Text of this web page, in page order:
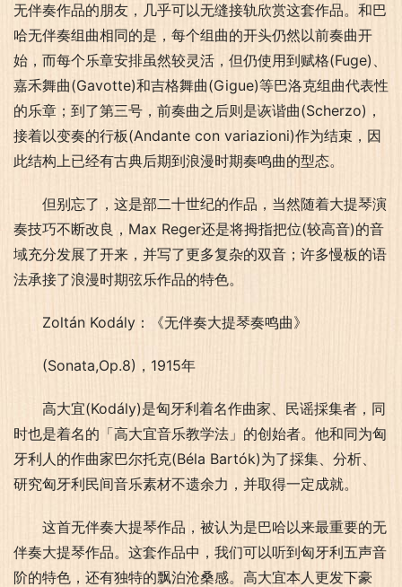
无伴奏作品的朋友，几乎可以无缝接轨欣赏这套作品。和巴
哈无伴奏组曲相同的是，每个组曲的开头仍然以前奏曲开
始，而每个乐章安排虽然较灵活，但仍使用到赋格(Fuge)、
嘉禾舞曲(Gavotte)和吉格舞曲(Gigue)等巴洛克组曲代表性
的乐章；到了第三号，前奏曲之后则是诙谐曲(Scherzo)，
接着以变奏的行板(Andante con variazioni)作为结束，因
此结构上已经有古典后期到浪漫时期奏鸣曲的型态。
但别忘了，这是部二十世纪的作品，当然随着大提琴演
奏技巧不断改良，Max Reger还是将拇指把位(较高音)的音
域充分发展了开来，并写了更多复杂的双音；许多慢板的语
法承接了浪漫时期弦乐作品的特色。
Zoltán Kodály：《无伴奏大提琴奏鸣曲》
(Sonata,Op.8)，1915年
高大宜(Kodály)是匈牙利着名作曲家、民谣採集者，同
时也是着名的「高大宜音乐教学法」的创始者。他和同为匈
牙利人的作曲家巴尔托克(Béla Bartók)为了採集、分析、
研究匈牙利民间音乐素材不遗余力，并取得一定成就。
这首无伴奏大提琴作品，被认为是巴哈以来最重要的无
伴奏大提琴作品。这套作品中，我们可以听到匈牙利五声音
阶的特色，还有独特的飘泊沧桑感。高大宜本人更发下豪